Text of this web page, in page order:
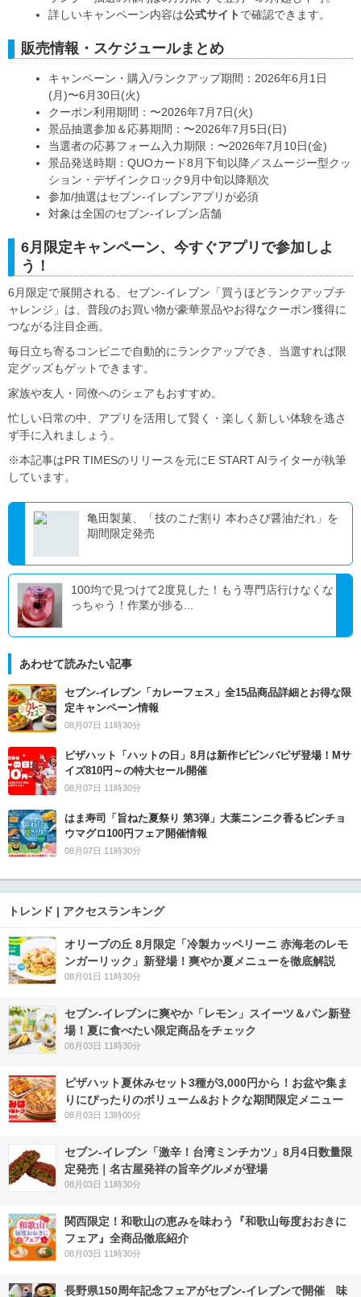
詳しいキャンペーン内容は公式サイト で確認できます。
販売情報・スケジュールまとめ
キャンペーン・購入/ランクアップ期間：2026年6月1日
(月)〜6月30日(火)
クーポン利用期間：〜2026年7月7日(火)
景品抽選参加＆応募期間：〜2026年7月5日(日)
当選者の応募フォーム入力期限：〜2026年7月10日(金)
景品発送時期：QUOカード8月下旬以降／スムージー型クッ
ション・デザインクロック9月中旬以降順次
参加/抽選はセブン‐イレブンアプリが必須
対象は全国のセブン‐イレブン店舗
6月限定キャンペーン、今すぐアプリで参加しよ
う！
6月限定で展開される、セブン‐イレブン「買うほどランクアップチ
ャレンジ」は、普段のお買い物が豪華景品やお得なクーポン獲得に
つながる注目企画。
毎日立ち寄るコンビニで自動的にランクアップでき、当選すれば限
定グッズもゲットできます。
家族や友人・同僚へのシェアもおすすめ。
忙しい日常の中、アプリを活用して賢く・楽しく新しい体験を逃さ
ず手に入れましょう。
※本記事はPR TIMESのリリースを元にE START AIライターが執筆
しています。
亀田製菓、「技のこだ割り 本わさび醤油だれ」を
期間限定発売
100均で見つけて2度見した！もう専門店行けなくな
っちゃう！作業が捗る...
あわせて読みたい記事
セブン‐イレブン「カレーフェス」全15品商品詳細とお得な限
定キャンペーン情報
08月07日 11時30分
ピザハット「ハットの日」8月は新作ビビンバピザ登場！Mサ
イズ810円～の特大セール開催
08月07日 11時30分
はま寿司「旨ねた夏祭り 第3弾」大葉ニンニク香るビンチョ
ウマグロ100円フェア開催情報
08月07日 11時30分
トレンド | アクセスランキング
オリーブの丘 8月限定「冷製カッペリーニ 赤海老のレモ
ンガーリック」新登場！爽やか夏メニューを徹底解説
08月01日 11時30分
セブン‐イレブンに爽やか「レモン」スイーツ＆パン新登
場！夏に食べたい限定商品をチェック
08月03日 11時30分
ピザハット夏休みセット3種が3,000円から！お盆や集ま
りにぴったりのボリューム&おトクな期間限定メニュー
08月03日 13時00分
セブン-イレブン「激辛！台湾ミンチカツ」8月4日数量限
定発売｜名古屋発祥の旨辛グルメが登場
08月03日 11時30分
関西限定！和歌山の恵みを味わう『和歌山毎度おおきに
フェア』全商品徹底紹介
08月03日 11時30分
長野県150周年記念フェアがセブン-イレブンで開催 味